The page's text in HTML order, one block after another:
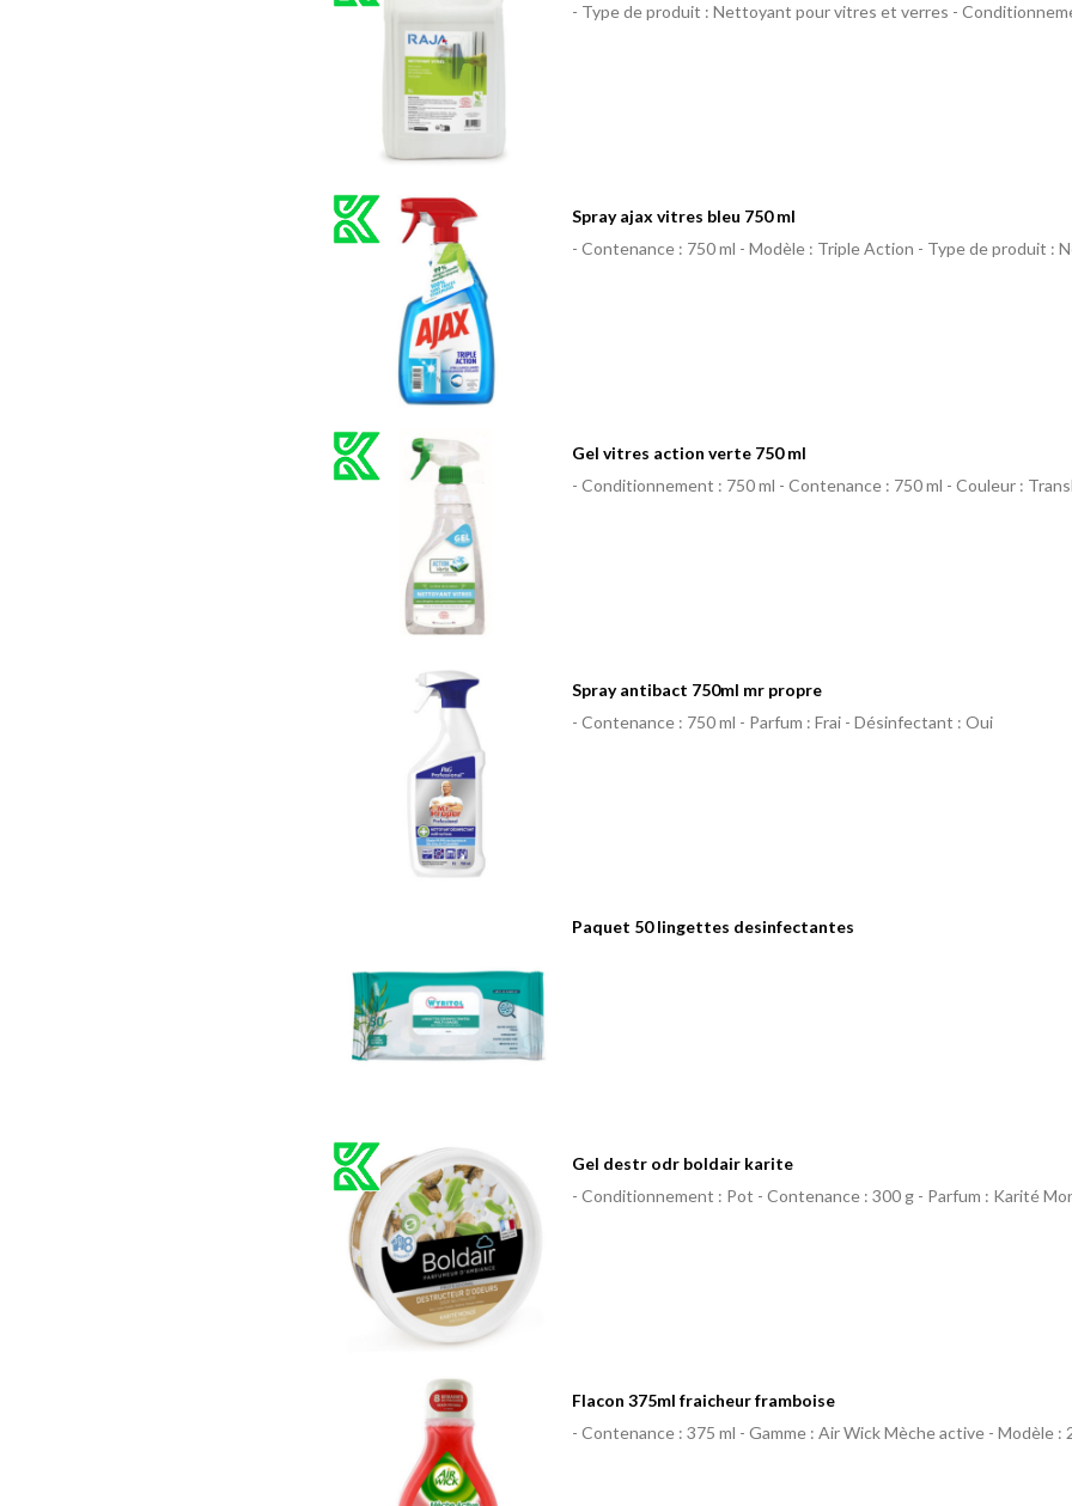
- Type de produit : Nettoyant pour vitres et verres -
Spray ajax vitres bleu 750 ml
- Contenance : 750 ml - Modèle : Triple Action - Type de produit :
Gel vitres action verte 750 ml
- Conditionnement : 750 ml - Contenance : 750 ml - Couleur :
Spray antibact 750ml mr propre
- Contenance : 750 ml - Parfum : Frai - Désinfectant : Oui
Paquet 50 lingettes desinfectantes
Gel destr odr boldair karite
- Conditionnement : Pot - Contenance : 300 g - Parfum : Karité
Flacon 375ml fraicheur framboise
- Contenance : 375 ml - Gamme : Air Wick Mèche active - Modèle :